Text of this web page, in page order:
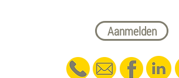
Aanmelden